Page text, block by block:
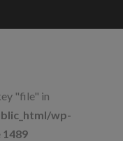
"file" in
wp-
1489